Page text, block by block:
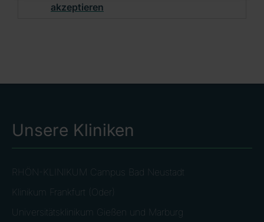
akzeptieren
Unsere Kliniken
RHÖN-KLINIKUM Campus Bad Neustadt
Klinikum Frankfurt (Oder)
Universitätsklinikum Gießen und Marburg